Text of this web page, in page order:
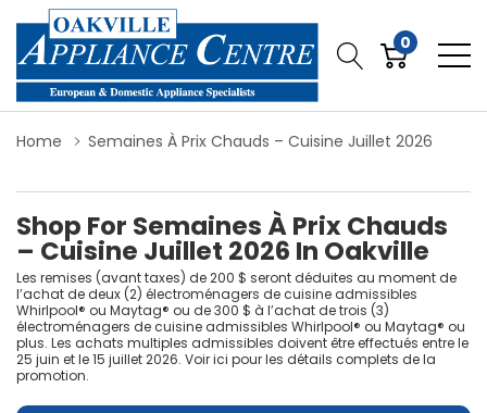
0
Home Semaines À Prix Chauds – Cuisine Juillet 2026
Shop For Semaines À Prix Chauds
– Cuisine Juillet 2026 In Oakville
Les remises (avant taxes) de 200 $ seront déduites au moment de
l’achat de deux (2) électroménagers de cuisine admissibles
Whirlpool® ou Maytag® ou de 300 $ à l’achat de trois (3)
électroménagers de cuisine admissibles Whirlpool® ou Maytag® ou
plus. Les achats multiples admissibles doivent être effectués entre le
25 juin et le 15 juillet 2026. Voir ici pour les détails complets de la
promotion.